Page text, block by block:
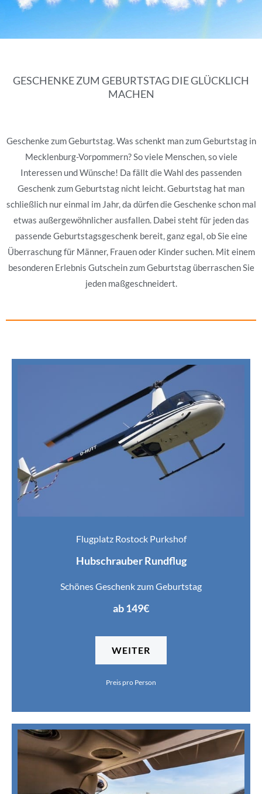
GESCHENKE ZUM GEBURTSTAG DIE GLÜCKLICH
MACHEN
Geschenke zum Geburtstag. Was schenkt man zum Geburtstag in
Mecklenburg-Vorpommern? So viele Menschen, so viele
Interessen und Wünsche! Da fällt die Wahl des passenden
Geschenk zum Geburtstag nicht leicht. Geburtstag hat man
schließlich nur einmal im Jahr, da dürfen die Geschenke schon mal
etwas außergewöhnlicher ausfallen. Dabei steht für jeden das
passende Geburtstagsgeschenk bereit, ganz egal, ob Sie eine
Überraschung für Männer, Frauen oder Kinder suchen. Mit einem
besonderen Erlebnis Gutschein zum Geburtstag überraschen Sie
jeden maßgeschneidert.
Flugplatz Rostock Purkshof
Hubschrauber Rundflug
Schönes Geschenk zum Geburtstag
ab 149€
WEITER
Preis pro Person